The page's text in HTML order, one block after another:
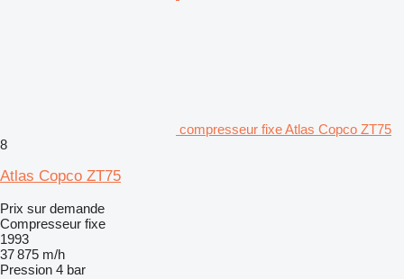
compresseur fixe Atlas Copco ZT75
8
Atlas Copco ZT75
Prix sur demande
Compresseur fixe
1993
37 875 m/h
Pression 4 bar